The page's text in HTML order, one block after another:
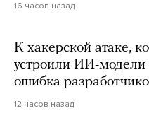
16 часов назад
К хакерской атаке,
устроили ИИ-модели
ошибка
12 часов назад